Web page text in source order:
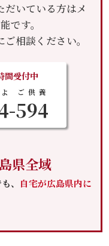
だいている方はメ
です。
相談ください。
間受付中
-594
ご供養
県全域
、 自宅が広島県内に